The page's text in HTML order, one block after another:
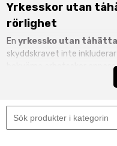
Yrkesskor utan
rörlighet
Enyrkessko utan tåhätta
skyddskravet inte
bekväma arbetsskor
viktigare än förstärkt skydd.